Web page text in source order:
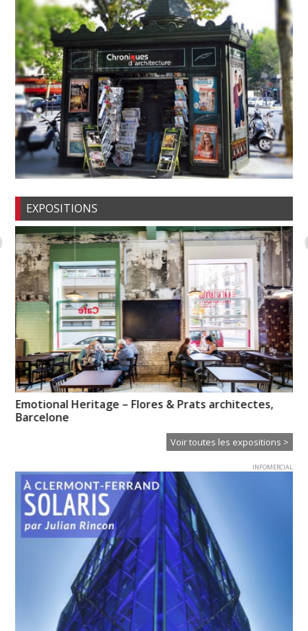
EXPOSITIONS
Emotional Heritage – Flores & Prats architectes,
Barcelone
Voir toutes les expositions >
INFOMERCIAL